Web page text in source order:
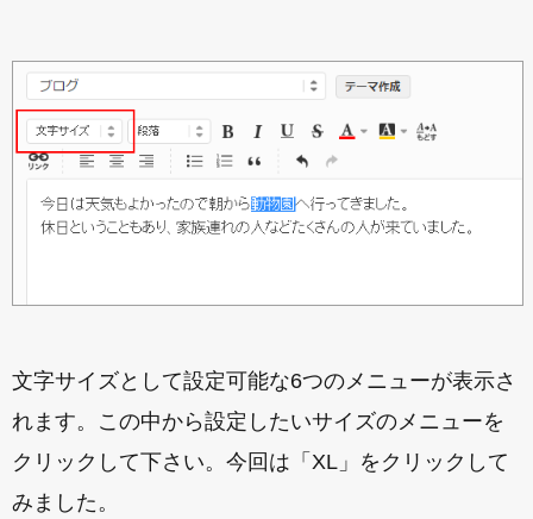
文字サイズとして設定可能な6つのメニューが表示さ
れます。この中から設定したいサイズのメニューを
クリックして下さい。今回は「XL」をクリックして
みました。